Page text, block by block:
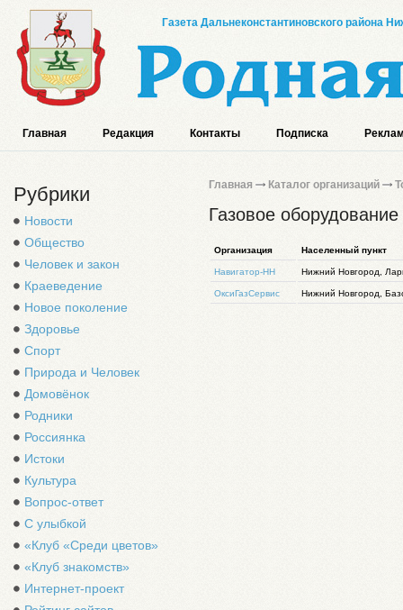
Газета Дальнеконстантиновского района
Главная Редакция Контакты Подписка
Рубрики
Новости
Общество
Человек и закон
Краеведение
Новое поколение
Здоровье
Спорт
Природа и Человек
Домовёнок
Родники
Россиянка
Истоки
Культура
Вопрос-ответ
С улыбкой
«Клуб «Среди цветов»
«Клуб знакомств»
Интернет-проект
Главная Каталог организаций
Газовое оборудование
Организация Населенный пункт
Навигатор-НН Нижний Новгород,
ОксиГазСервис Нижний Новгород,